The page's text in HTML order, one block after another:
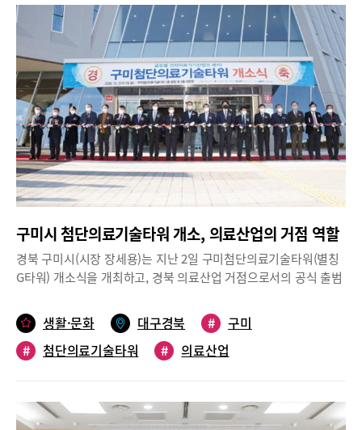
2021년 1월 1일부터 산동면은 산동읍으로서의 첫걸음을 내딛는다.
충전소 사업이 원활히 추진 될 수 있도록 행·재정적 지원을 하기로
했다.하이넷은 수소충전 기반시설을 구축하기 위해 한국가스공사,
현대자동차 등 13개 수소 연관기업이 합작해 2019년 3월에 설립한
특수목적 법인이다. 수소충전소 설치에는 개소당 30억 원이 투입되
며 환경부 국비 15억 원, 하이넷이 나머지 15억 원을 부담한다.도는
이번 수소충전소 구축을 위한 부지 선정을 위해 지난 7월부터 도내
운영 중인 LPG(CNG 포함) 충전소를 대상으로 수소충전소를 복합
으로 설치하여 위탁 운영할 사업자를 모집하였고, 신청 사업자 중
부지면적 및 관련 규정을 검토해 설치 가능한 4개소를 확보했다.이
번 협약을 바탕으로 하이넷은 한국자동차환경협회(환경부 위탁기
관)에서 내년 초 공고하는 ‘수소충전소 민간자본보조사업’에 신청하
기준 전국에서 운영 중인 수소충전소는 56곳(연구용 8곳 포함)이
며, 도내에는 한국도로공사에서 설치한 성주휴게소 수소충전소 1곳
이 있다.이철우 경북도지사는 “수소차 등 친환경자동차 보급 확대
는 기후변화를 막고 탄소 중립사회로 가는 시대적 흐름”이라며“이
이 편리하게 수소차를 이용할 수 있도록 노력하겠다.”고 밝혔다.
구미시 첨단의료기술타워 개소, 의료산업의 거점 역할
경북 구미시(시장 장세용)는 지난 2일 구미첨단의료기술타워(별칭
G타워) 개소식을 개최하고, 경북 의료산업 거점으로서의 공식 출범
국책사업으로 선정된 ‘전자의료기기 부품소재 산업화기반 구축사
업’의 일환으로 금오테크노밸리내 IT의료융합기술센터 구축에 이어
서 지난 2019년 6월 완공됐다.이날 행사에서 구미시는 국제수준의
조산업 육성, 의료기기 인허가 및 국제시장 진출 공동 지원 등 동반
성장을 모색함으로써 구미첨단의료기술타워가 글로벌 의료기기 제
생활·문화 대구경북 #
구미
#
첨단의료기술타워 # 의료산업